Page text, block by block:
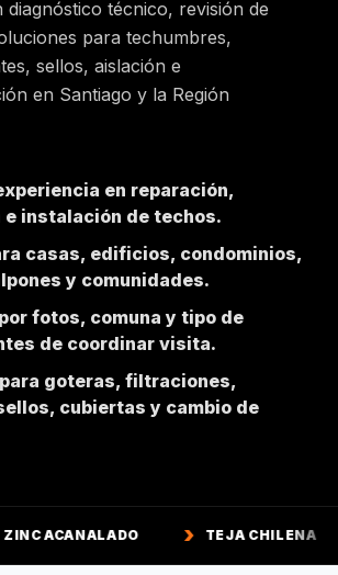
diagnóstico técnico, revisión de
para techumbres,
sellos, aislación e
en Santiago y la Región
en reparación,
e instalación de techos.
casas, edificios, condominios,
y comunidades.
fotos, comuna y tipo de
de coordinar visita.
goteras, filtraciones,
cubiertas y cambio de
TEJA CHILENA TEJA